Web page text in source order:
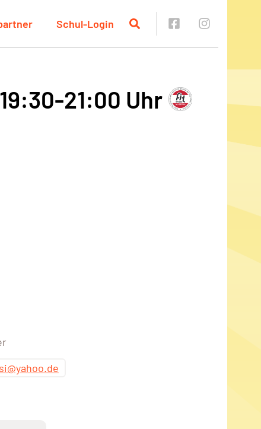
Schul-Login
21:00 Uhr